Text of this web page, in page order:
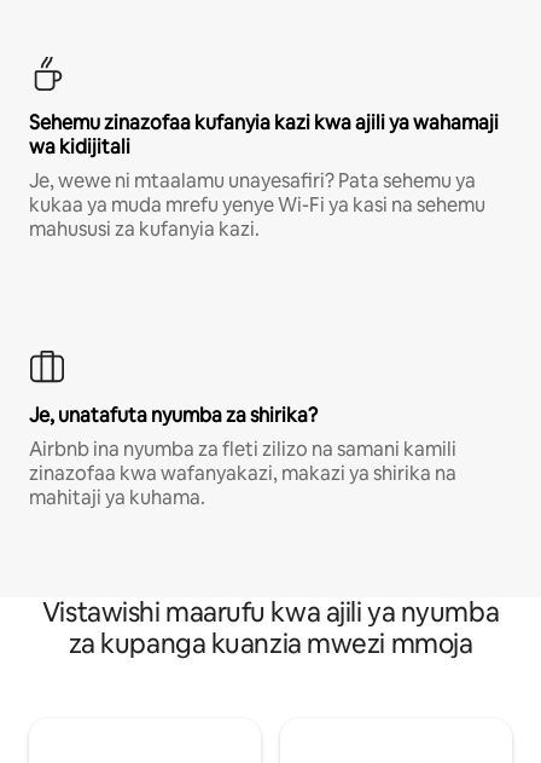
Sehemu zinazofaa kufanyia kazi kwa ajili ya wahamaji
wa kidijitali
Je, wewe ni mtaalamu unayesafiri? Pata sehemu ya
kukaa ya muda mrefu yenye Wi-Fi ya kasi na sehemu
mahususi za kufanyia kazi.
Je, unatafuta nyumba za shirika?
Airbnb ina nyumba za fleti zilizo na samani kamili
zinazofaa kwa wafanyakazi, makazi ya shirika na
mahitaji ya kuhama.
Vistawishi maarufu kwa ajili ya nyumba
za kupanga kuanzia mwezi mmoja